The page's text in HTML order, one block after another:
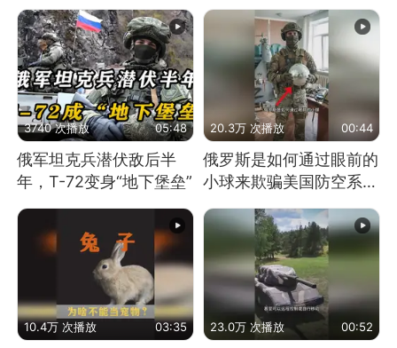
3740 次播放 05:48
俄军坦克兵潜伏敌后半
年，T-72变身“地下堡垒”
20.3万 次播放 00:44
俄罗斯是如何通过眼前的
小球来欺骗美国防空系统
的
10.4万 次播放 03:35 23.0万 次播放 00:52